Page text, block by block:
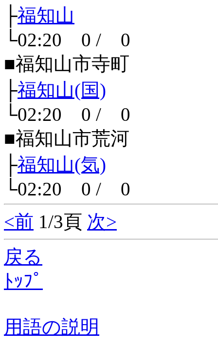
├福知山
└02:20 0 / 0
■福知山市寺町
├福知山(国)
└02:20 0 / 0
■福知山市荒河
├福知山(気)
└02:20 0 / 0
<前 1/3頁 次>
戻る
ﾄｯﾌﾟ
用語の説明